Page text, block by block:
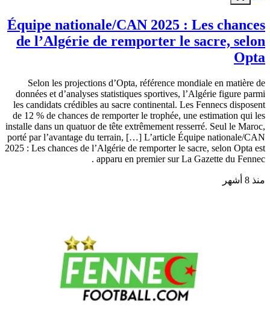
Équipe nationale/CAN 2025 : Les chances
de l’Algérie de remporter le sacre, selon
Opta
Selon les projections d’Opta, référence mondiale en matière de
données et d’analyses statistiques sportives, l’Algérie figure parmi
les candidats crédibles au sacre continental. Les Fennecs disposent
de 12 % de chances de remporter le trophée, une estimation qui les
installe dans un quatuor de tête extrêmement resserré. Seul le Maroc,
porté par l’avantage du terrain, […] L’article Équipe nationale/CAN
2025 : Les chances de l’Algérie de remporter le sacre, selon Opta est
apparu en premier sur La Gazette du Fennec .
منذ 8 أشهر